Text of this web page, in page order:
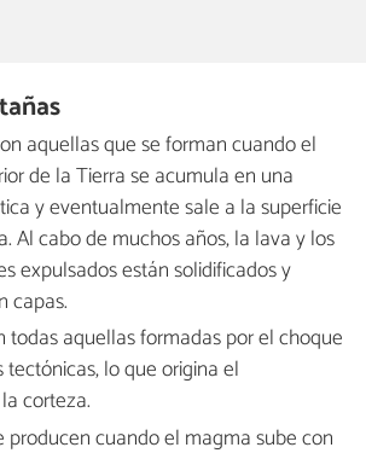
aquellas que se forman cuando el
de la Tierra se acumula en una
y eventualmente sale a la superficie
Al cabo de muchos años, la lava y los
expulsados están solidificados y
capas.
todas aquellas formadas por el choque
lo que origina el
corteza.
producen cuando el magma sube con